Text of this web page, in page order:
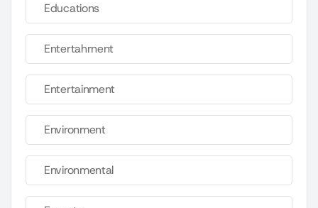
Educations
Entertahrnent
Entertainment
Environment
Environmental